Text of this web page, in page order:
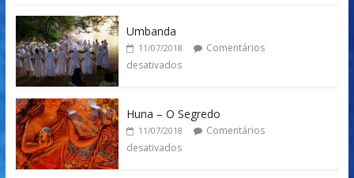
Umbanda
11/07/2018
Comentários
desativados
Huna – O Segredo
11/07/2018
Comentários
desativados